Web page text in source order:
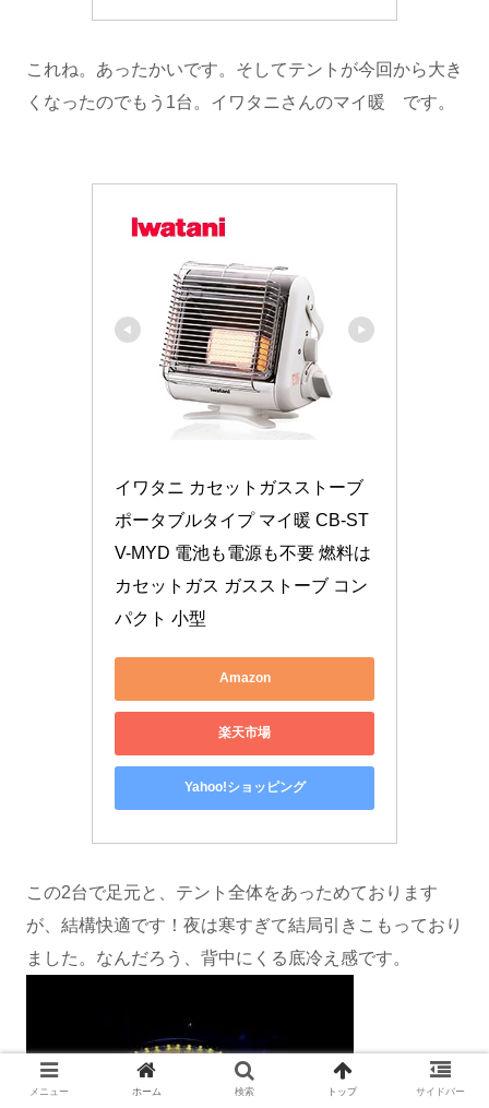
これね。あったかいです。そしてテントが今回から大き
くなったのでもう1台。イワタニさんのマイ暖 です。
イワタニ カセットガスストーブ
ポータブルタイプ マイ暖 CB-ST
V-MYD 電池も電源も不要 燃料は
カセットガス ガスストーブ コン
パクト 小型
Amazon
楽天市場
Yahoo!ショッピング
この2台で足元と、テント全体をあっためております
が、結構快適です！夜は寒すぎて結局引きこもっており
ました。なんだろう、背中にくる底冷え感です。
メニュー ホーム 検索 トップ サイドバー